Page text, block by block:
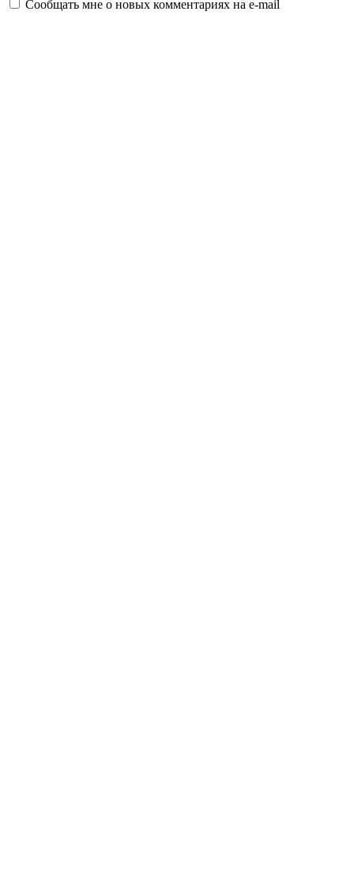
Сообщать мне о новых комментариях на e-mail